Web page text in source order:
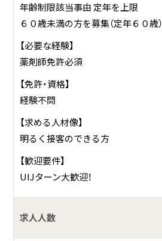
年齢制限該当事由 定年を上限
６０歳未満の方を募集（定年６０歳）
【必要な経験】
薬剤師免許必須
【免許・資格】
経験不問
【求める人材像】
明るく接客のできる方
【歓迎要件】
UIJターン大歓迎！
求人人数